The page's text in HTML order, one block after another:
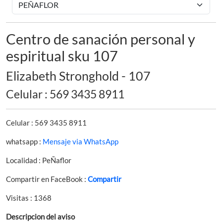
Centro de sanación personal y
espiritual sku 107
Elizabeth Stronghold - 107
Celular : 569 3435 8911
Celular : 569 3435 8911
whatsapp : Mensaje via WhatsApp
Localidad : PeÑaflor
Compartir en FaceBook : Compartir
Visitas : 1368
Descripcion del aviso